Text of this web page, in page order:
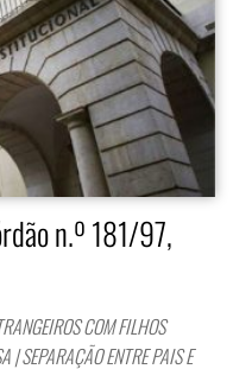
n.º 181/97,
COM FILHOS
| SEPARAÇÃO ENTRE PAIS E